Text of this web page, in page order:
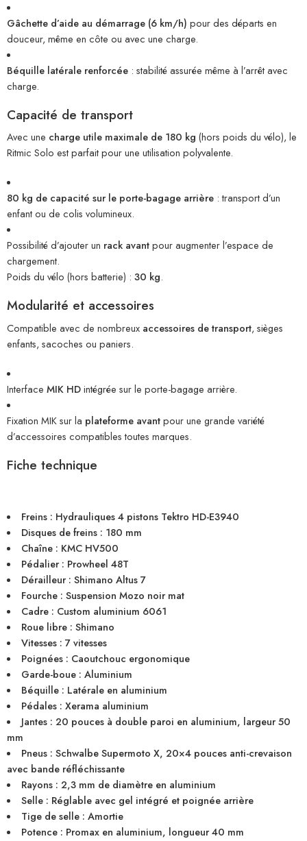
Gâchette d’aide au démarrage (6 km/h) pour des départs en
douceur, même en côte ou avec une charge.
Béquille latérale renforcée : stabilité assurée même à l’arrêt avec
charge.
Capacité de transport
Avec une charge utile maximale de 180 kg (hors poids du vélo), le
Ritmic Solo est parfait pour une utilisation polyvalente.
80 kg de capacité sur le porte-bagage arrière : transport d’un
enfant ou de colis volumineux.
Possibilité d’ajouter un rack avantpour augmenter l’espace de
chargement.
Poids du vélo (hors batterie) : 30 kg.
Modularité et accessoires
Compatible avec de nombreux accessoires de transport, sièges
enfants, sacoches ou paniers.
Interface MIK HDintégrée sur le porte-bagage arrière.
Fixation MIK sur la plateforme avantpour une grande variété
d’accessoires compatibles toutes marques.
Fiche technique
Freins : Hydrauliques 4 pistons Tektro HD-E3940
Disques de freins : 180 mm
Chaîne : KMC HV500
Pédalier : Prowheel 48T
Dérailleur : Shimano Altus 7
Fourche : Suspension Mozo noir mat
Cadre : Custom aluminium 6061
Roue libre : Shimano
Vitesses : 7 vitesses
Poignées : Caoutchouc ergonomique
Garde-boue : Aluminium
Béquille : Latérale en aluminium
Pédales : Xerama aluminium
Jantes : 20 pouces à double paroi en aluminium, largeur 50
mm
Pneus : Schwalbe Supermoto X, 20×4 pouces anti-crevaison
avec bande réfléchissante
Rayons : 2,3 mm de diamètre en aluminium
Selle : Réglable avec gel intégré et poignée arrière
Tige de selle : Amortie
Potence : Promax en aluminium, longueur 40 mm